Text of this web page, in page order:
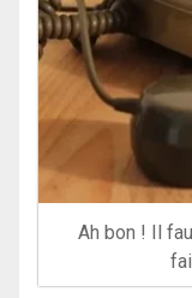
Ah bon ! Il